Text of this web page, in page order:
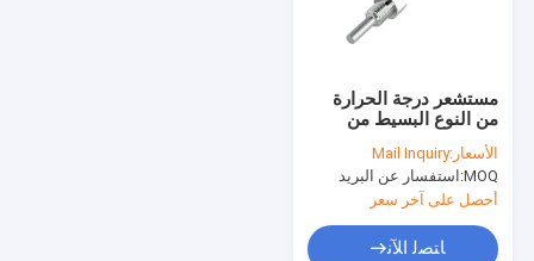
مستشعر درجة الحرارة
من النوع البسيط من
مقياس درجة الحرارة
الأسعار:Mail Inquiry
MOQ: استفسار عن البريد
أحصل على آخر سعر
ﺎﺘﺼﻟ ﺍﻶﻧ